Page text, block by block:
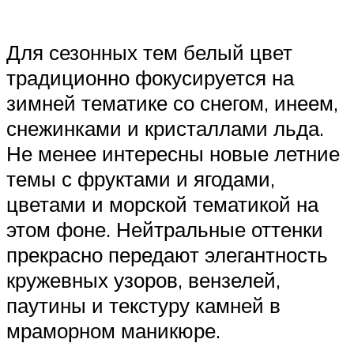
Для сезонных тем белый цвет
традиционно фокусируется на
зимней тематике со снегом, инеем,
снежинками и кристаллами льда.
Не менее интересны новые летние
темы с фруктами и ягодами,
цветами и морской тематикой на
этом фоне. Нейтральные оттенки
прекрасно передают элегантность
кружевных узоров, вензелей,
паутины и текстуру камней в
мраморном маникюре.